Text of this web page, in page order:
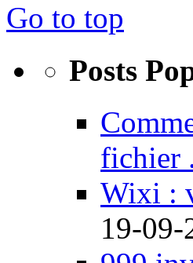
Go to top
Posts
fichier
Wixi :
19-09-